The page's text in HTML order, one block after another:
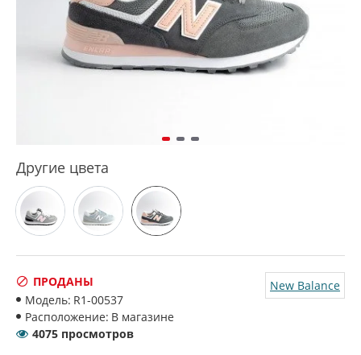
ПРОДАНЫ
Модель: R1-00537
Расположение: В магазине
New Balance
4075 просмотров
Другие цвета